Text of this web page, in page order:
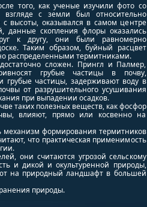
того, как ученые изучили фото со
с земли был относительно
высоты, оказывался в самом центре
данные скопления флоры оказались
к другу, они были равномерно
Таким образом, буйный расцвет
распределенными термитниками.
сложен. Прингл и Палмер,
грубые частицы в почву,
грубые частицы, задерживают воду в
от разрушительного усушивания
при выпадении осадков.
таких полезных веществ, как фосфор
влияют, прямо или косвенно на
механизм формирования термитников
что практическая применимость
они считаются угрозой сельскому
и дикой и окультуренной природы,
на природный ландшафт в большей
природы.